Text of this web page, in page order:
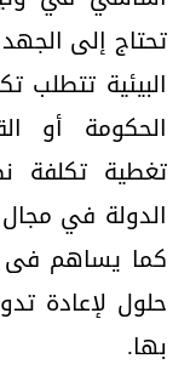
تحتاج إلى
البيئية
الحكومة أو
تغطية تكلفة
الدولة في مجال
كما يساهم فى
حلول لإعادة
بها.